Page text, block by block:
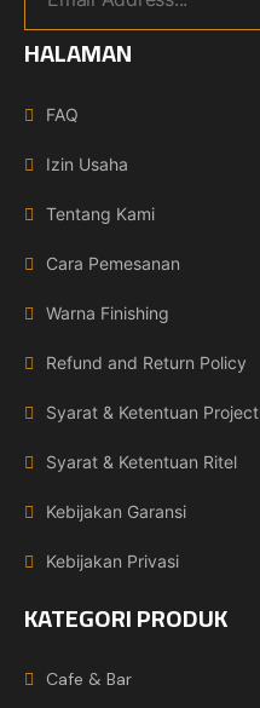
HALAMAN
FAQ
Izin Usaha
Tentang Kami
Cara Pemesanan
Warna Finishing
Refund and Return Policy
Syarat & Ketentuan Project
Syarat & Ketentuan Ritel
Kebijakan Garansi
Kebijakan Privasi
KATEGORI PRODUK
Cafe & Bar